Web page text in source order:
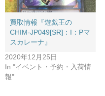
買取情報『遊戯王の
CHIM-JP049[SR]：I：Pマ
スカレーナ』
2020年12月25日
In "イベント・予約・入荷情
報"